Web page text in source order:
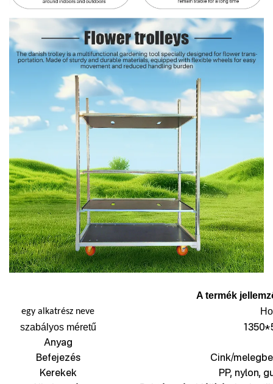
A termék
egy alkatrész neve
szabályos méretű
Anyag
Befejezés
Cink/
Kerekek
PP, nylon,